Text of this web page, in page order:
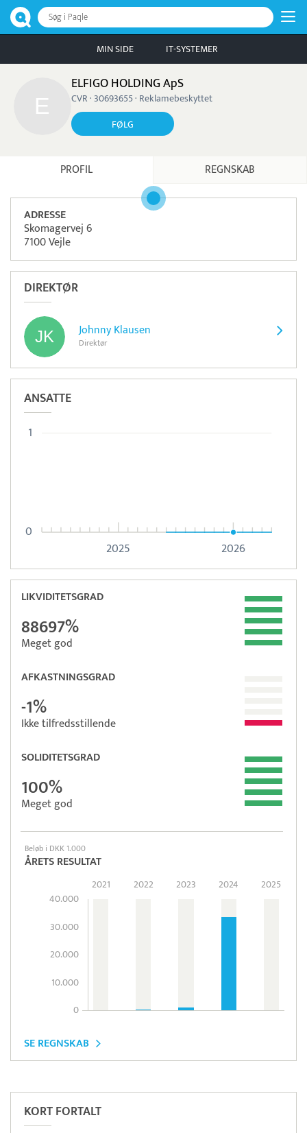
Søg i Paqle
MIN SIDE IT-SYSTEMER
ELFIGO HOLDING ApS
CVR · 30693655 · Reklamebeskyttet
FØLG
PROFIL REGNSKAB
ADRESSE
Skomagervej 6
7100 Vejle
DIREKTØR
Johnny Klausen
Direktør
ANSATTE
2025 2026
0
1
LIKVIDITETSGRAD
88697%
Meget god
AFKASTNINGSGRAD
-1%
Ikke tilfredsstillende
SOLIDITETSGRAD
100%
Meget god
Beløb i DKK 1.000
ÅRETS RESULTAT
40.000
30.000
20.000
10.000
0
2021 2022 2023 2024 2025
SE REGNSKAB
KORT FORTALT